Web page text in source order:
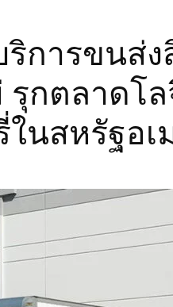
ริการขนส่
กตลาดโ
นสหรัฐอเ